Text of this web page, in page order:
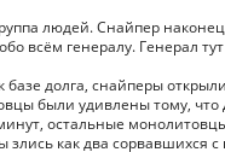
людей. Снайпер
всём генералу. Генерал
долга, снайперы
были удивлены тому,
остальные
как два сорвавшихся